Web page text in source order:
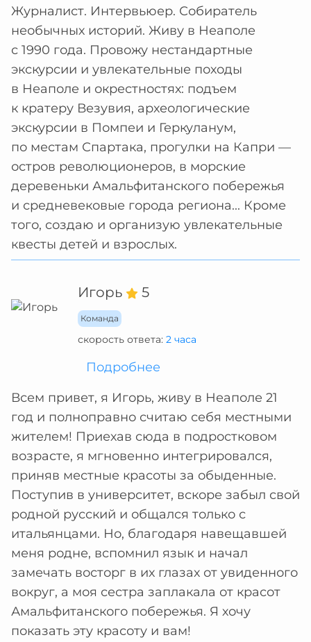
Журналист. Интервьюер. Собиратель
необычных историй. Живу в Неаполе
с 1990 года. Провожу нестандартные
экскурсии и увлекательные походы
в Неаполе и окрестностях: подъем
к кратеру Везувия, археологические
экскурсии в Помпеи и Геркуланум,
по местам Спартака, прогулки на Капри —
остров революционеров, в морские
деревеньки Амальфитанского побережья
и средневековые города региона... Кроме
того, создаю и организую увлекательные
квесты детей и взрослых.
Игорь 5
Команда
скорость ответа: 2 часа
Подробнее
Всем привет, я Игорь, живу в Неаполе 21
год и полноправно считаю себя местными
жителем! Приехав сюда в подростковом
возрасте, я мгновенно интегрировался,
приняв местные красоты за обыденные.
Поступив в университет, вскоре забыл свой
родной русский и общался только с
итальянцами. Но, благодаря навещавшей
меня родне, вспомнил язык и начал
замечать восторг в их глазах от увиденного
вокруг, а моя сестра заплакала от красот
Амальфитанского побережья. Я хочу
показать эту красоту и вам!